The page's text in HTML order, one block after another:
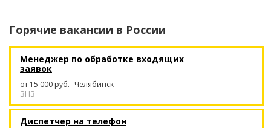
Горячие вакансии в России
Менеджер по обработке входящих
заявок
от 15 000 руб. Челябинск
ЗНЗ
Диспетчер на телефон